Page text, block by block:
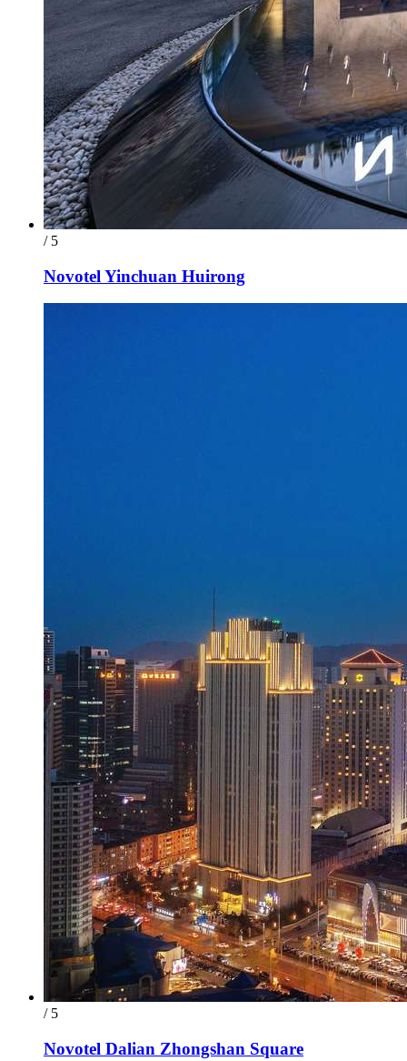
/ 5
Novotel Yinchuan Huirong
/ 5
Novotel Dalian Zhongshan Square